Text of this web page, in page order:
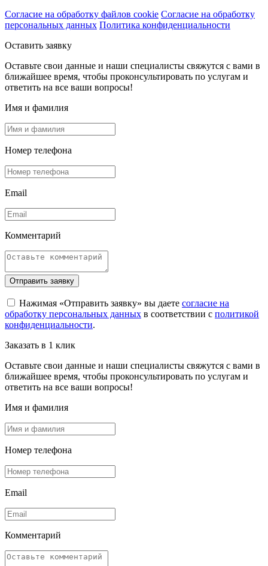
Согласие на обработку файлов cookie Согласие на обработку
персональных данных Политика конфиденциальности
Оставить заявку
Оставьте свои данные и наши специалисты свяжутся с вами в
ближайшее время, чтобы проконсультировать по услугам и
ответить на все ваши вопросы!
Имя и фамилия
Номер телефона
Email
Комментарий
Отправить заявку
Нажимая «Отправить заявку» вы даете согласие на
обработку персональных данных в соответствии с политикой
конфиденциальности.
Заказать в 1 клик
Оставьте свои данные и наши специалисты свяжутся с вами в
ближайшее время, чтобы проконсультировать по услугам и
ответить на все ваши вопросы!
Имя и фамилия
Номер телефона
Email
Комментарий